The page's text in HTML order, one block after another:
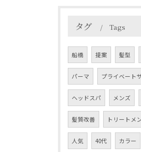
タグ Tags
船橋 提案 髪型
パーマ プライベート
ヘッドスパ メンズ
髪質改善 トリートメ
人気 40代 カラー